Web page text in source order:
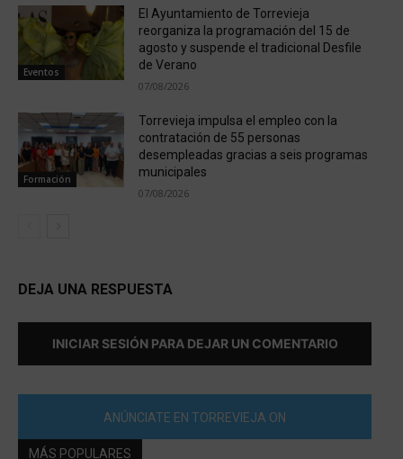
Eventos
El Ayuntamiento de Torrevieja
reorganiza la programación del 15 de
agosto y suspende el tradicional Desfile
de Verano
07/08/2026
Formación
Torrevieja impulsa el empleo con la
contratación de 55 personas
desempleadas gracias a seis programas
municipales
07/08/2026
DEJA UNA RESPUESTA
INICIAR SESIÓN PARA DEJAR UN COMENTARIO
ANÚNCIATE EN TORREVIEJA ON
MÁS POPULARES